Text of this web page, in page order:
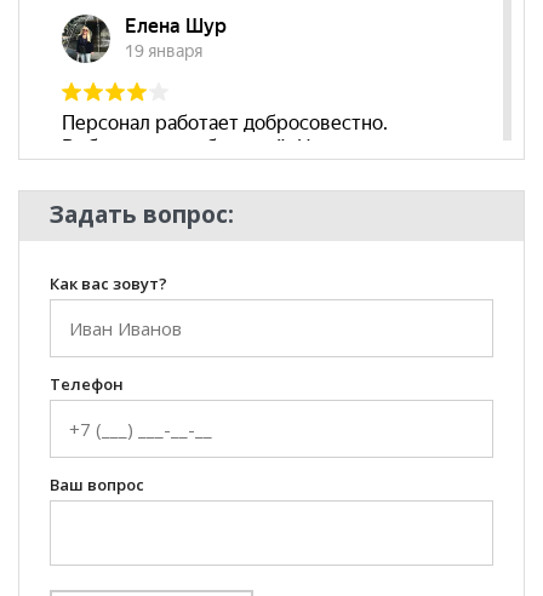
Цвет основания
Металл
Материал
сиденья
Эко-кожа
Бренд
Тайпит
Стиль
Современный
Комната
Кабинет/Офис
Пол
Задать вопрос:
Как вас зовут?
Телефон
Ваш вопрос